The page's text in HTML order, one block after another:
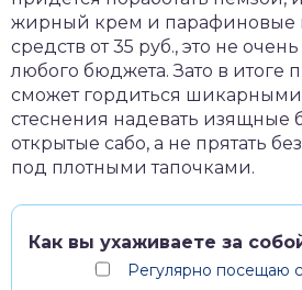
жирный крем и парафиновые
средств от 35 руб., это не
любого бюджета. Зато в итоге
сможет гордиться
стеснения надевать изящные
открытые сабо, а не прятать
под плотными тапочками.
Как вы ухаживаете за
Регулярно посещаю